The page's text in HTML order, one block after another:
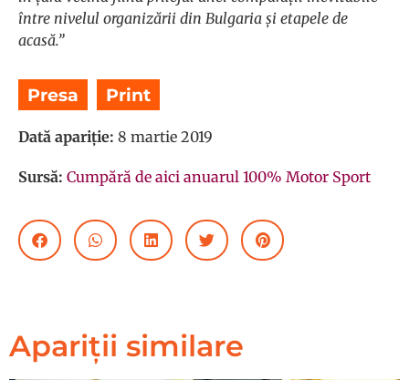
între nivelul organizării din Bulgaria și etapele de
acasă.”
Presa Print
Dată apariție: 8 martie 2019
Sursă: Cumpără de aici anuarul 100% Motor Sport
Apariții similare